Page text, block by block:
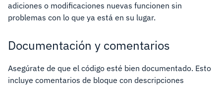
adiciones o modificaciones nuevas funcionen sin
problemas con lo que ya está en su lugar.
Documentación y comentarios
Asegúrate de que el código esté bien documentado. Esto
incluye comentarios de bloque con descripciones